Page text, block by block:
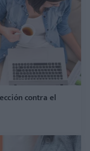
contra el